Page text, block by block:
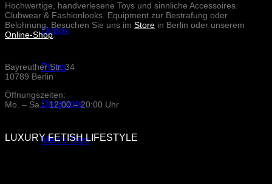
Dildos
Plugs
Drugstore
Men's Toys
Hochwertige, handverlesene Toys und sinnliche Accessoires.
Clubwear & Fashionlooks. Equipment zur Bestrafung oder
Belohnung. Besuchen Sie uns im Store in Berlin oder unserem
Online-Shop.
Bayreuther Str. 34
10789 Berlin
Öffnungszeiten:
Mo. – Sa.: 12:00 – 20:00 Uhr
LUXURY FETISH LIFESTYLE